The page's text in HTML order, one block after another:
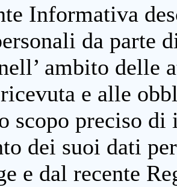
Informativa
da parte
ambito delle
e alle
scopo preciso
dei suoi dati
e dal recente